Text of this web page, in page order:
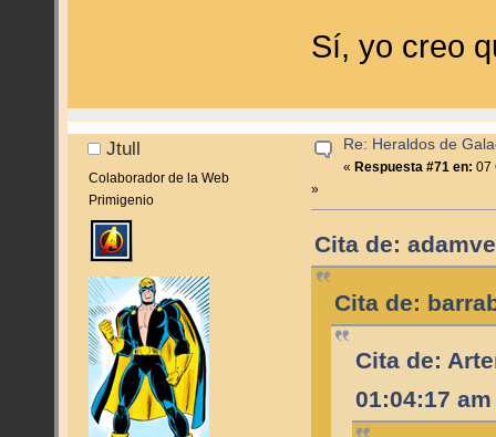
Sí, yo creo
Jtull
Colaborador de la Web
Primigenio
Re: Heraldos de
« Respuesta #71 en: 07
»
Cita de:
Cita de:
Cita de:
01:04:17 am